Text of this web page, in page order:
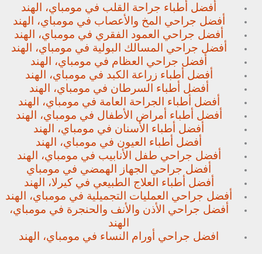
أفضل أطباء جراحة القلب في مومباي، الهند
أفضل جراحي المخ والأعصاب في مومباي، الهند
أفضل جراحي العمود الفقري في مومباي، الهند
أفضل جراحي المسالك البولية في مومباي، الهند
أفضل جراحي العظام في مومباي، الهند
أفضل أطباء زراعة الكبد في مومباي، الهند
أفضل أطباء السرطان في مومباي، الهند
أفضل أطباء الجراحة العامة في مومباي، الهند
أفضل أطباء أمراض الأطفال في مومباي، الهند
أفضل أطباء الأسنان في مومباي، الهند
أفضل أطباء العيون في مومباي، الهند
أفضل جراحي طفل الأنابيب في مومباي، الهند
أفضل جراحي الجهاز الهمضي في مومباي
أفضل أطباء العلاج الطبيعي في كيرلا، الهند
أفضل جراحي العمليات التجميلية في مومباي، الهند
أفضل جراحي الأذن والأنف والحنجرة في مومباي،
الهند
افضل جراحي أورام النساء في مومباي، الهند